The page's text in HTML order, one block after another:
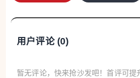
用户评论 (0)
暂无评论，快来抢沙发吧！首评可提